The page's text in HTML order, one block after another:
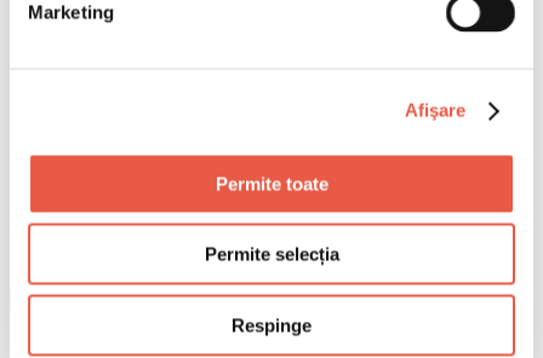
Marketing
Afişare
Permite toate
Permite selecția
Respinge